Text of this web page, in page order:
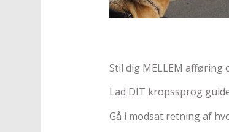
Stil dig MELLEM afføring
Lad DIT kropssprog
Gå i modsat retning af